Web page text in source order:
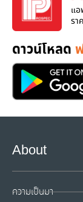
แอ
รา
ดาวน์โหลด
About
ความเป็นมา